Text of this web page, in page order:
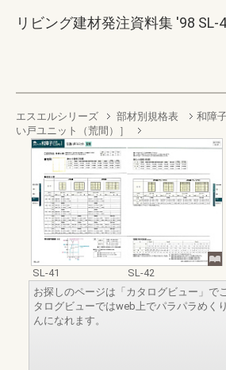
リビング建材発注資料集 '98 SL-
エスエルシリーズ 部材別規格表
和障
い戸ユニット（荒間）］
SL-41
SL-42
お探しのページは「カタログビュー」で
タログビューではweb上でパラパラめく
んになれます。